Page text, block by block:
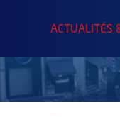
Retour à l'accueil
ACTUALITÉS